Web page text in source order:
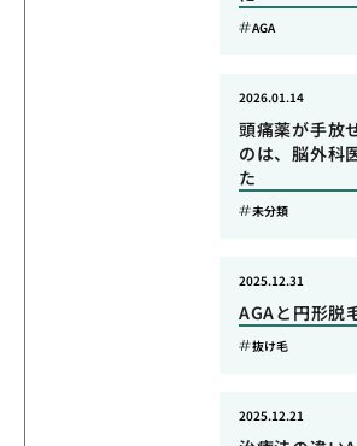
AGA
頭痛薬が手放
のは、脳外科
た
2026.01.14
未分類
AGAと円形脱
2025.12.31
抜け毛
2025.12.21